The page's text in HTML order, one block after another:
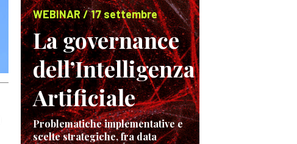
WEBINAR / 17 settembre
La governance
dell’Intelligenza
Artificiale
Problematiche implementative e
scelte strategiche, fra data